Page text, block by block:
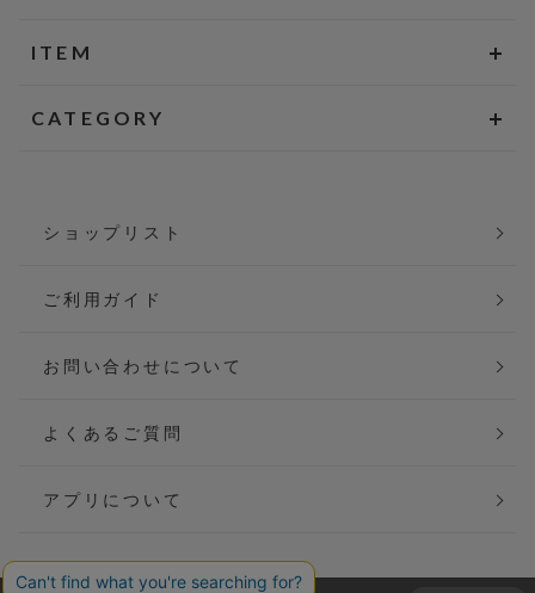
ITEM
CATEGORY
ショップリスト
ご利用ガイド
お問い合わせについて
よくあるご質問
アプリについて